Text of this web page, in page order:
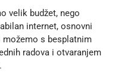
velik budžet, nego
internet, osnovni
možemo s besplatnim
radova i otvaranjem